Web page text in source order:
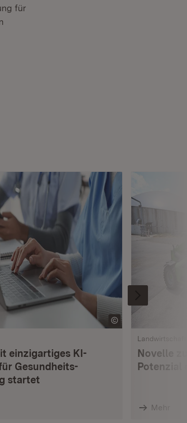
für
einzigartiges KI-
Gesundheits­
startet
Landwirtschaft
Novelle
Potenzial
Mehr